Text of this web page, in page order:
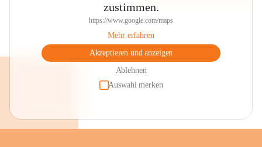
zustimmen.
https://www.google.com/maps
Mehr erfahren
Akzeptieren und anzeigen
Ablehnen
Auswahl merken